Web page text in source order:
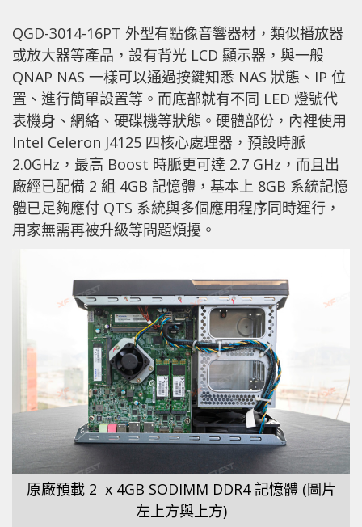
QGD-3014-16PT 外型有點像音響器材，類似播放器
或放大器等產品，設有背光 LCD 顯示器，與一般
QNAP NAS 一樣可以通過按鍵知悉 NAS 狀態、IP 位
置、進行簡單設置等。而底部就有不同 LED 燈號代
表機身、網絡、硬碟機等狀態。硬體部份，內裡使用
Intel Celeron J4125 四核心處理器，預設時脈
2.0GHz，最高 Boost 時脈更可達 2.7 GHz，而且出
廠經已配備 2 組 4GB 記憶體，基本上 8GB 系統記憶
體已足夠應付 QTS 系統與多個應用程序同時運行，
用家無需再被升級等問題煩擾。
原廠預載 2 x 4GB SODIMM DDR4 記憶體 (圖片
左上方與上方)